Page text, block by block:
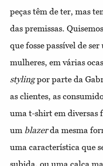
peças têm de ter, mas
das premissas.
que fosse passível de
mulheres, em várias
stylingpor parte da
as clientes, as
uma t-shirt em diversas
um blazerda mesma
uma característica que
subida, ou uma calça